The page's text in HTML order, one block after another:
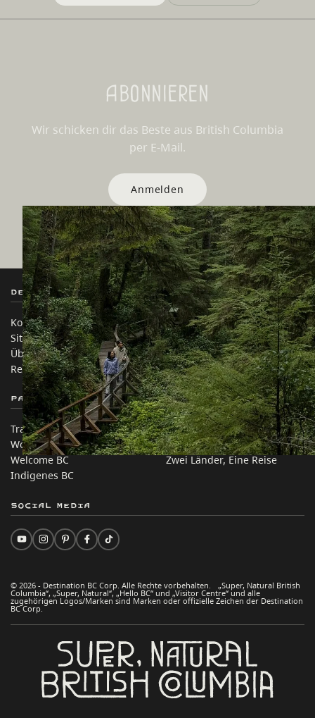
Abonnieren
Wir schicken dir das Beste aus British Columbia
per E-Mail.
Anmelden
Destination BC
Kontakt
Sitemap
Über uns
Rechtliches & Richtlinien
Unsere Websites
Reisebranche
Medien
Unternehmen
简体中文 – China
Partnerseiten
Trade & Invest BC
Work BC
Welcome BC
Indigenes BC
Auf dieser Website
Reisevorschläge
Praktische Tipps
Zwei Länder, Eine Reise
© 2026 - Destination BC Corp. Alle Rechte vorbehalten. „Super, Natural British
Columbia“, „Super, Natural“, „Hello BC“ und „Visitor Centre“ und alle
zugehörigen Logos/Marken sind Marken oder offizielle Zeichen der Destination
BC Corp.
Social Media